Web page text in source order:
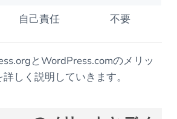
自己責任 不要
とWordPress.comのメリッ
しく説明していきます。